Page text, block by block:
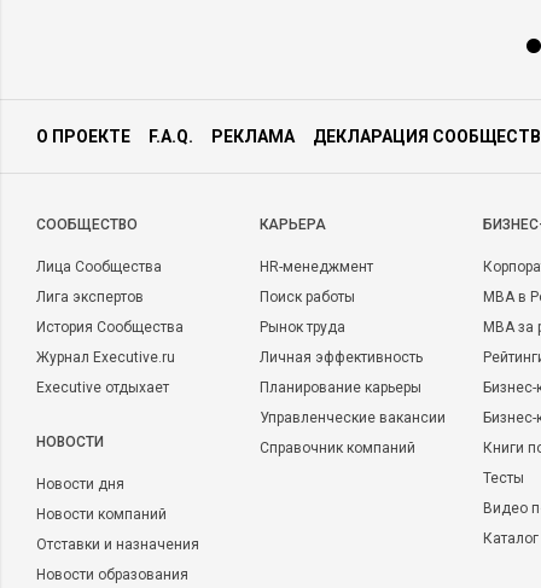
О ПРОЕКТЕ F.A.Q. РЕКЛАМА ДЕКЛАРАЦИЯ
CООБЩЕСТВО
Лица Сообщества
Лига экспертов
История Сообщества
Журнал Executive.ru
Executive отдыхает
НОВОСТИ
Новости дня
Новости компаний
Отставки и назначения
Новости образования
КАРЬЕРА
HR-менеджмент
Поиск работы
Рынок труда
Личная эффективность
Планирование карьеры
Управленческие вакансии
Справочник компаний
MBA в
MBA
Бизнес-
Книги
Тесты
Видео